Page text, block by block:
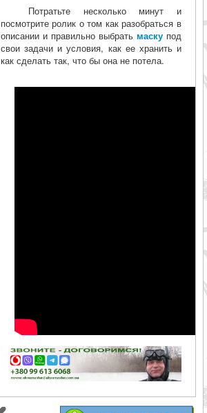
Потратьте несколько минут и
посмотрите ролик о том как разобраться в
описании и правильно выбрать маскупод
свои задачи и условия, как ее хранить и
как сделать так, что бы она не потела.